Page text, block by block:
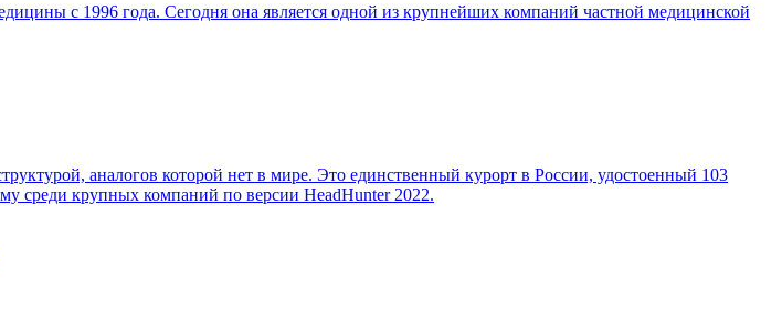
с 1996 года. Сегодня она является одной из крупнейших компаний частной медицинской
аналогов которой нет в мире. Это единственный курорт в России, удостоенный 103
среди крупных компаний по версии HeadHunter 2022.